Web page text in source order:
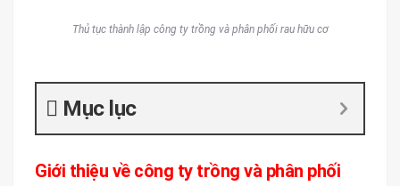
Thủ tục thành lập công ty trồng và phân phối rau hữu cơ
Mục lục
Giới thiệu về công ty trồng và phân phối